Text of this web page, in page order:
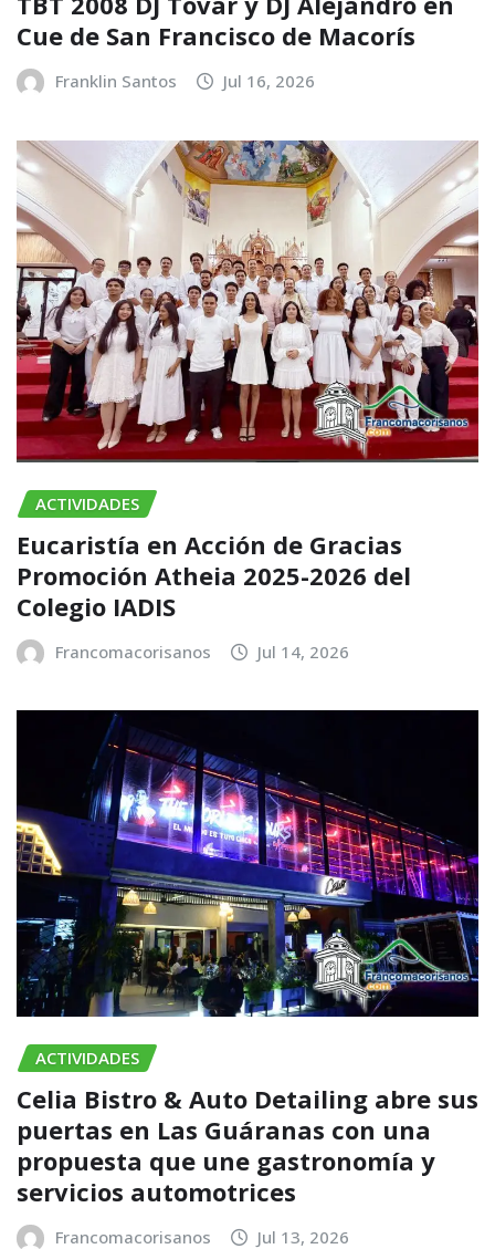
Cue de San Francisco de Macorís
Franklin Santos Jul 16, 2026
ACTIVIDADES
Eucaristía en Acción de Gracias
Promoción Atheia 2025-2026 del
Colegio IADIS
Francomacorisanos Jul 14, 2026
ACTIVIDADES
Celia Bistro & Auto Detailing abre sus
puertas en Las Guáranas con una
propuesta que une gastronomía y
servicios automotrices
Francomacorisanos Jul 13, 2026